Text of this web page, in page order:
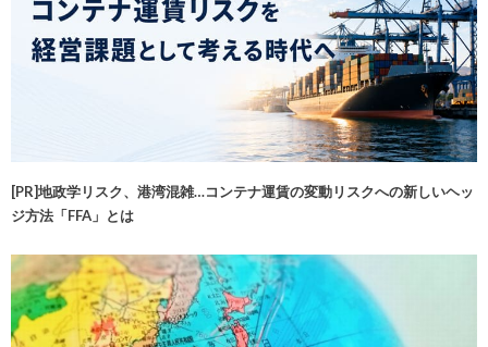
[PR]地政学リスク、港湾混雑…コンテナ運賃の変動リスクへの新しいヘッ
ジ方法「FFA」とは